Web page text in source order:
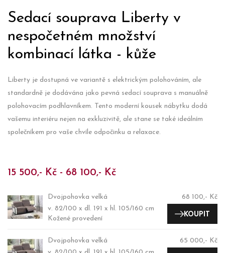
Sedací souprava Liberty v
nespočetném množství
kombinací látka - kůže
Liberty je dostupná ve variantě s elektrickým polohováním, ale
standardně je dodávána jako pevná sedací souprava s manuálně
polohovacím podhlavníkem. Tento moderní kousek nábytku dodá
vašemu interiéru nejen na exkluzivitě, ale stane se také ideálním
společníkem pro vaše chvíle odpočinku a relaxace.
15 500,- Kč - 68 100,- Kč
Dvojpohovka velká
v. 82/100 x dl. 191 x hl. 105/160 cm
Kožené provedení
68 100,- Kč
KOUPIT
Dvojpohovka velká
65 000,- Kč